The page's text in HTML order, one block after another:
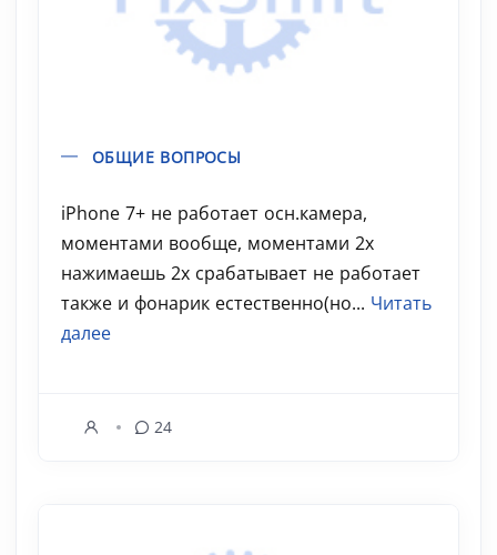
ОБЩИЕ ВОПРОСЫ
iPhone 7+ не работает осн.камера,
моментами вообще, моментами 2х
нажимаешь 2х срабатывает не работает
также и фонарик естественно(но... Читать
далее
24